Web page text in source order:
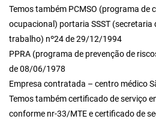
Temos também PCMSO (programa de
ocupacional) portaria SSST (secretaria
trabalho) nº24 de 29/12/1994
PPRA (programa de prevenção de
de 08/06/1978
Empresa contratada – centro médico
Temos também certificado de serviço
conforme nr-33/MTE e certificado de